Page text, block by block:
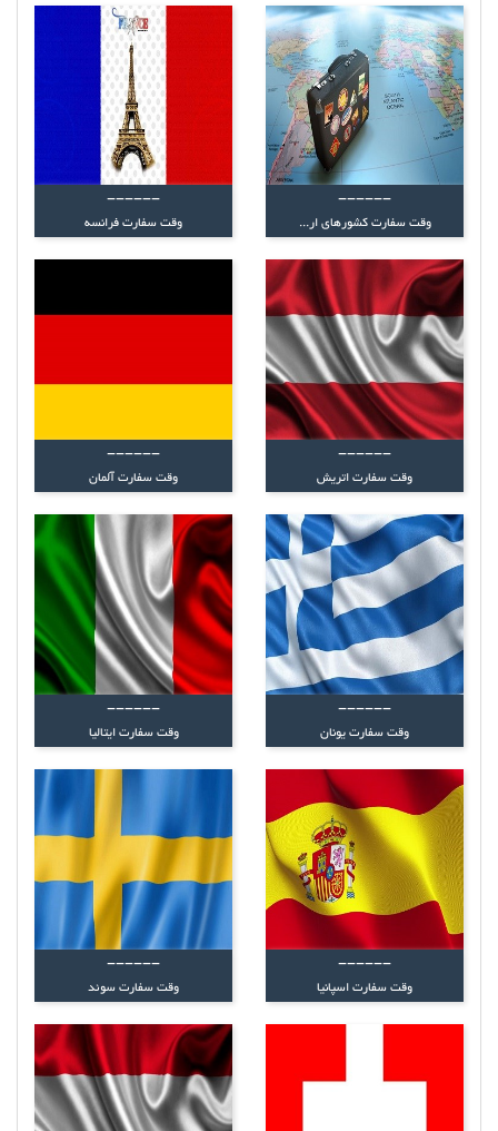
------
وقت سفارت کشورهای ار...
------
وقت سفارت فرانسه
------
وقت سفارت اتریش
------
وقت سفارت آلمان
------
وقت سفارت یونان
------
وقت سفارت ایتالیا
------
وقت سفارت اسپانیا
------
وقت سفارت سوئد